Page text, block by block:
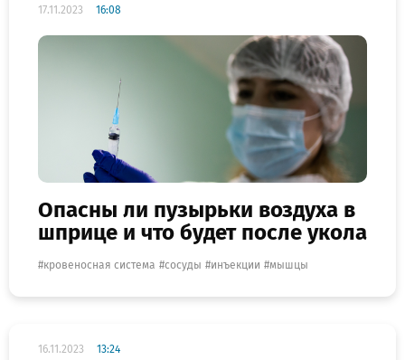
17.11.2023 16:08
Опасны ли пузырьки воздуха в
шприце и что будет после укола
кровеносная система сосуды инъекции мышцы
16.11.2023 13:24